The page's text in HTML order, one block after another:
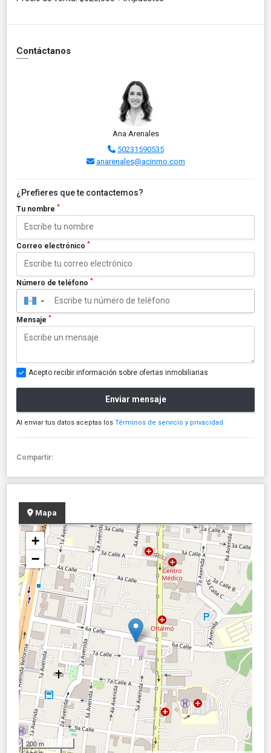
Contáctanos
Ana Arenales
50231590535
anarenales@acinmo.com
¿Prefieres que te contactemos?
Tu nombre *
Correo electrónico *
Número de teléfono *
▼
Mensaje *
Acepto recibir información sobre ofertas inmobiliarias
Enviar mensaje
Al enviar tus datos aceptas los Términos de servicio y privacidad
Compartir:
Mapa
+
−
200 m